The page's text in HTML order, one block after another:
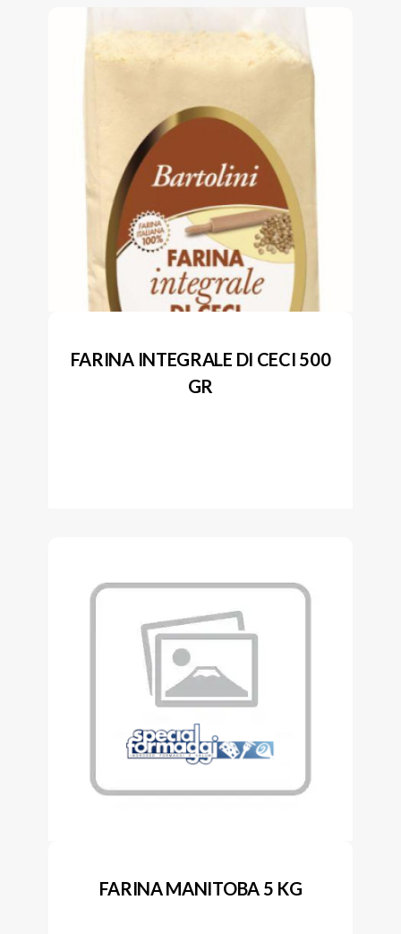
FARINA INTEGRALE DI CECI 500
GR
FARINA MANITOBA 5 KG